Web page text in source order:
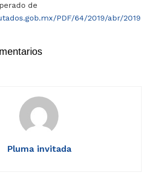
de
PDF/64/2019/abr/2019
Pluma invitada